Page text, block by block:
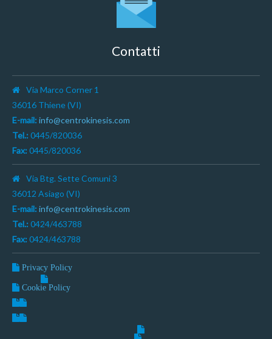
Contatti
Via Marco Corner 1
36016 Thiene (VI)
E-mail: info@centrokinesis.com
Tel.: 0445/820036
Fax: 0445/820036
Via Btg. Sette Comuni 3
36012 Asiago (VI)
E-mail: info@centrokinesis.com
Tel.: 0424/463788
Fax: 0424/463788
Privacy Policy
Cookie Policy